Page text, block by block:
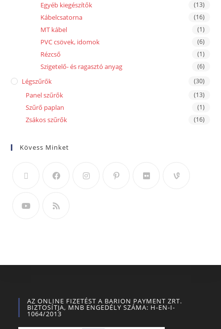
Egyéb kiegészítők (13)
Kábelcsatorna (16)
MT kábel (1)
PVC csövek, idomok (6)
Rézcső (1)
Szigetelő- és ragasztó anyag (6)
Légszűrők (30)
Panel szűrők (13)
Szűrő paplan (1)
Zsákos szűrők (16)
Kövess Minket
AZ ONLINE FIZETÉST A BARION PAYMENT ZRT.
BIZTOSÍTJA, MNB ENGEDÉLY SZÁMA: H-EN-I-
1064/2013